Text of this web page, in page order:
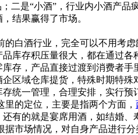
二是“小酒”，行业内小酒产
结果赢得了市场。
酒行业，完全可以不用考
库存积压量很大，都在通过
存，产品直接过渡到消费者
区域仓库提货，特殊时期特
统一管理，合理安排，实行
的定位，主要是指两个方面，
有的就是宴席用酒，如结婚
市场情况，对自身产品进行